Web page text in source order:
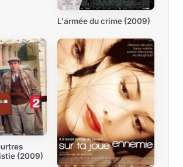
L'armée du crime (2009)
(2009)